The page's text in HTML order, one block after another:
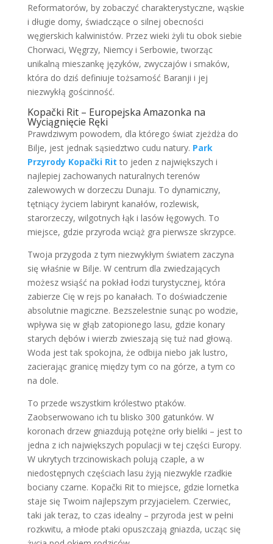
Reformatorów, by zobaczyć charakterystyczne, wąskie
i długie domy, świadczące o silnej obecności
węgierskich kalwinistów. Przez wieki żyli tu obok siebie
Chorwaci, Węgrzy, Niemcy i Serbowie, tworząc
unikalną mieszankę języków, zwyczajów i smaków,
która do dziś definiuje tożsamość Baranji i jej
niezwykłą gościnność.
Kopački Rit – Europejska Amazonka na
Wyciągnięcie Ręki
Prawdziwym powodem, dla którego świat zjeżdża do
Bilje, jest jednak sąsiedztwo cudu natury. Park
Przyrody Kopački Rit to jeden z największych i
najlepiej zachowanych naturalnych terenów
zalewowych w dorzeczu Dunaju. To dynamiczny,
tętniący życiem labirynt kanałów, rozlewisk,
starorzeczy, wilgotnych łąk i lasów łęgowych. To
miejsce, gdzie przyroda wciąż gra pierwsze skrzypce.
Twoja przygoda z tym niezwykłym światem zaczyna
się właśnie w Bilje. W centrum dla zwiedzających
możesz wsiąść na pokład łodzi turystycznej, która
zabierze Cię w rejs po kanałach. To doświadczenie
absolutnie magiczne. Bezszelestnie sunąc po wodzie,
wpływa się w głąb zatopionego lasu, gdzie konary
starych dębów i wierzb zwieszają się tuż nad głową.
Woda jest tak spokojna, że odbija niebo jak lustro,
zacierając granicę między tym co na górze, a tym co
na dole.
To przede wszystkim królestwo ptaków.
Zaobserwowano ich tu blisko 300 gatunków. W
koronach drzew gniazdują potężne orły bieliki – jest to
jedna z ich największych populacji w tej części Europy.
W ukrytych trzcinowiskach polują czaple, a w
niedostępnych częściach lasu żyją niezwykle rzadkie
bociany czarne. Kopački Rit to miejsce, gdzie lornetka
staje się Twoim najlepszym przyjacielem. Czerwiec,
taki jak teraz, to czas idealny – przyroda jest w pełni
rozkwitu, a młode ptaki opuszczają gniazda, ucząc się